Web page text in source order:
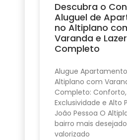
Descubra o
Aluguel de
no Altiplano
Varanda e Lazer
Completo
Alugue
Altiplano com
Completo: Conforto,
Exclusividade e Alto
João Pessoa O
bairro mais
valorizado